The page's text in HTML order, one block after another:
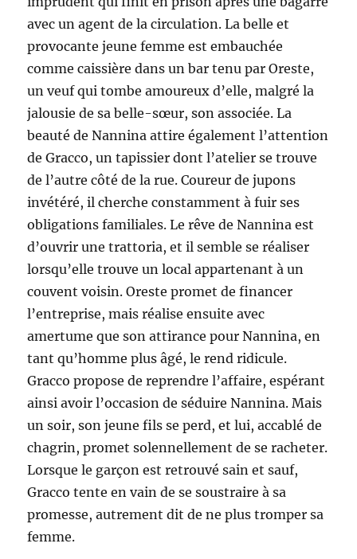
avec un agent de la circulation. La belle et
provocante jeune femme est embauchée
comme caissière dans un bar tenu par Oreste,
un veuf qui tombe amoureux d’elle, malgré la
jalousie de sa belle-sœur, son associée. La
beauté de Nannina attire également l’attention
de Gracco, un tapissier dont l’atelier se trouve
de l’autre côté de la rue. Coureur de jupons
invétéré, il cherche constamment à fuir ses
obligations familiales. Le rêve de Nannina est
d’ouvrir une trattoria, et il semble se réaliser
lorsqu’elle trouve un local appartenant à un
couvent voisin. Oreste promet de financer
l’entreprise, mais réalise ensuite avec
amertume que son attirance pour Nannina, en
tant qu’homme plus âgé, le rend ridicule.
Gracco propose de reprendre l’affaire, espérant
ainsi avoir l’occasion de séduire Nannina. Mais
un soir, son jeune fils se perd, et lui, accablé de
chagrin, promet solennellement de se racheter.
Lorsque le garçon est retrouvé sain et sauf,
Gracco tente en vain de se soustraire à sa
promesse, autrement dit de ne plus tromper sa
femme.